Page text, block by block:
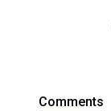
Comments